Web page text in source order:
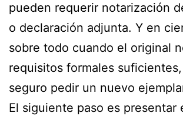
pueden requerir notarización
o declaración adjunta. Y en
sobre todo cuando el original
requisitos formales
seguro pedir un nuevo
El siguiente paso es presentar